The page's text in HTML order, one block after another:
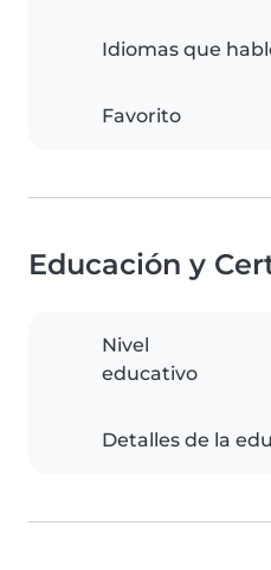
Idiomas que
Favorito
Educación y
Nivel
educativo
Detalles de la